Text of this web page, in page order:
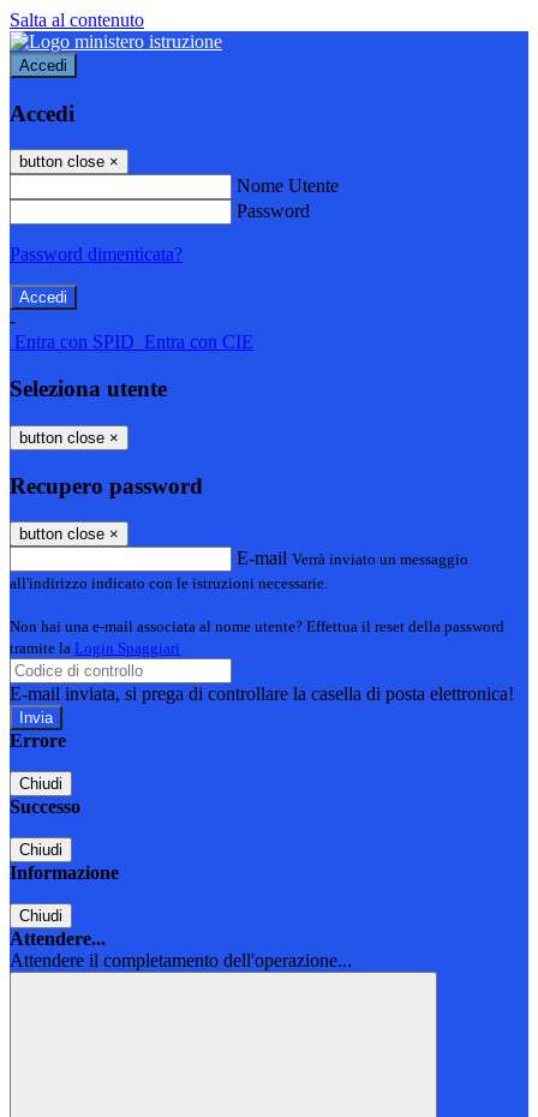
Salta al contenuto
Accedi
Accedi
button close ×
Nome Utente
Password
Password dimenticata?
-
Entra con SPID Entra con CIE
Seleziona utente
button close ×
Recupero password
button close ×
E-mail Verrà inviato un messaggio
all'indirizzo indicato con le istruzioni necessarie.
Non hai una e-mail associata al nome utente? Effettua il reset della password
tramite la Login Spaggiari
E-mail inviata, si prega di controllare la casella di posta elettronica!
Errore
Chiudi
Successo
Chiudi
Informazione
Chiudi
Attendere...
Attendere il completamento dell'operazione...